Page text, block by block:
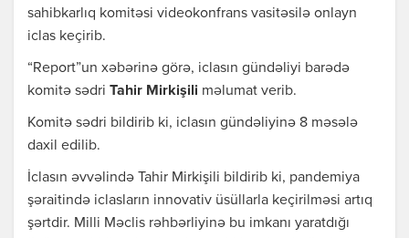
sahibkarlıq komitəsi videokonfrans vasitəsilə onlayn
iclas keçirib.
“Report”un xəbərinə görə, iclasın gündəliyi barədə
komitə sədri Tahir Mirkişili məlumat verib.
Komitə sədri bildirib ki, iclasın gündəliyinə 8 məsələ
daxil edilib.
İclasın əvvəlində Tahir Mirkişili bildirib ki, pandemiya
şəraitində iclasların innovativ üsüllarla keçirilməsi artıq
şərtdir. Milli Məclis rəhbərliyinə bu imkanı yaratdığı